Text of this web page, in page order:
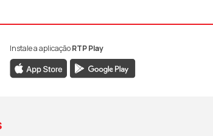
Antena 1
RTP Antena 1
da RTP Antena 1
Instale a aplicaçãoRTP Play